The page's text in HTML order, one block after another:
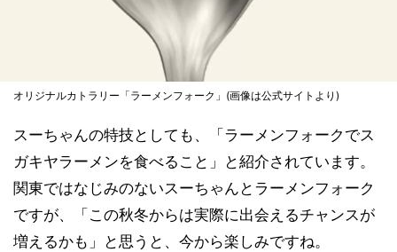
オリジナルカトラリー「ラーメンフォーク」(画像は公式サイトより)
スーちゃんの特技としても、「ラーメンフォークでス
ガキヤラーメンを食べること」と紹介されています。
関東ではなじみのないスーちゃんとラーメンフォーク
ですが、「この秋冬からは実際に出会えるチャンスが
増えるかも」と思うと、今から楽しみですね。